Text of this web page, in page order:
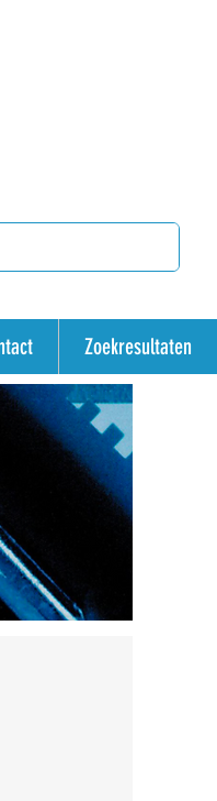
Zoekresultaten